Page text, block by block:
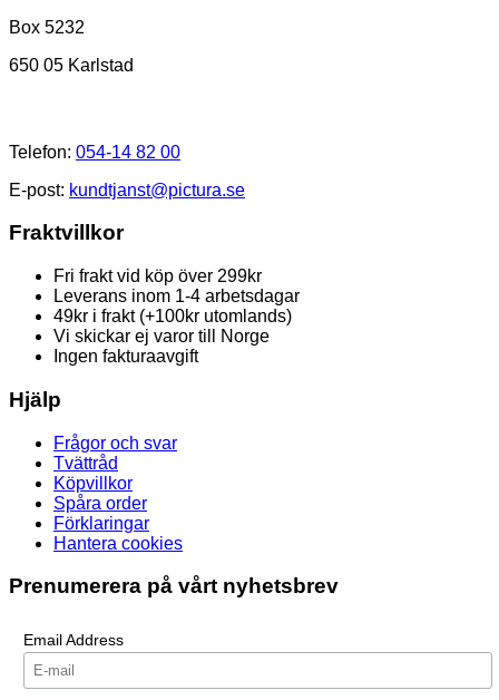
Box 5232
650 05 Karlstad
Telefon: 054-14 82 00
E-post: kundtjanst@pictura.se
Fraktvillkor
Fri frakt vid köp över 299kr
Leverans inom 1-4 arbetsdagar
49kr i frakt (+100kr utomlands)
Vi skickar ej varor till Norge
Ingen fakturaavgift
Hjälp
Frågor och svar
Tvättråd
Köpvillkor
Spåra order
Förklaringar
Hantera cookies
Prenumerera på vårt nyhetsbrev
Email Address